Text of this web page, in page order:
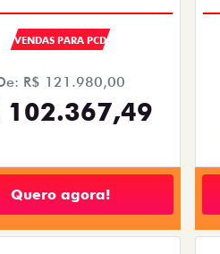
VENDAS PARA PCD
R$ 121.980,00
102.367,49
Quero agora!